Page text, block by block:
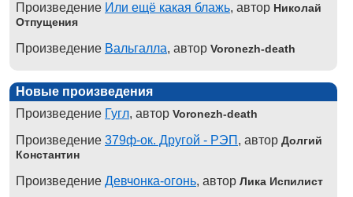
Произведение Или ещё какая блажь, автор Николай
Отпущения
Произведение Вальгалла, автор Voronezh-death
Новые произведения
Произведение Гугл, автор Voronezh-death
Произведение 379ф-ок. Другой - РЭП , автор Долгий
Константин
Произведение Девчонка-огонь, автор Лика Испилист